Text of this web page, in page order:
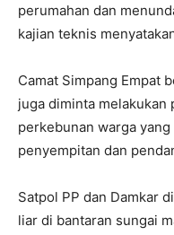
perumahan dan
kajian teknis
Camat Simpang Empat
juga diminta melakukan
perkebunan warga
penyempitan dan
Satpol PP dan Damkar
liar di bantaran sungai